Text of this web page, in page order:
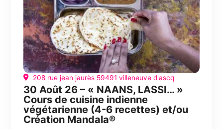
208 rue jean jaurès 59491 villeneuve d'ascq
30 Août 26 – « NAANS, LASSI… »
Cours de cuisine indienne
végétarienne (4-6 recettes) et/ou
Création Mandala®